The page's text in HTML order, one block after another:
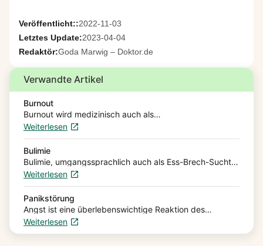
Veröffentlicht::2022-11-03
Letztes Update:2023-04-04
Redaktör:Goda Marwig – Doktor.de
Verwandte Artikel
Burnout
Burnout wird medizinisch auch als
Erschöpfungssyndrom bezeichnet. Betroffene
Menschen erleben eine vollkommene geistige,
emotionale und physische Erschöpfung. Die Erkrankung
kann durch Stress im Beruf, im…
Weiterlesen
Bulimie
Bulimie, umgangssprachlich auch als Ess-Brech-Sucht
bezeichnet, ist eine psychische Erkrankung. Die
Betroffenen leiden unter wiederkehrenden
Heißhungerattacken mit unkontrollierbaren Essanfällen,
häufig gefolgt von absichtlichem Erbrechen. Hier…
Weiterlesen
Panikstörung
Angst ist eine überlebenswichtige Reaktion des
Menschen. Ein ganz normaler Zustand, der sehr wichtig
sein kann, um schnell auf Situationen zu reagieren.
Dabei muss Angst kein…
Weiterlesen